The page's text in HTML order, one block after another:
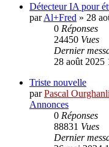
Détecteur IA pour
parAl+Fred » 28
0 Réponses
24450 Vues
Dernier
28 août 2025
Triste nouvelle
parPascal
Annonces
0 Réponses
88831 Vues
Dernier